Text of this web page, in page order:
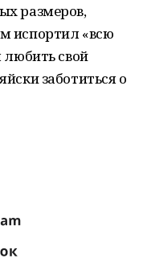
размеров,
испортил «всю
любить свой
заботиться о